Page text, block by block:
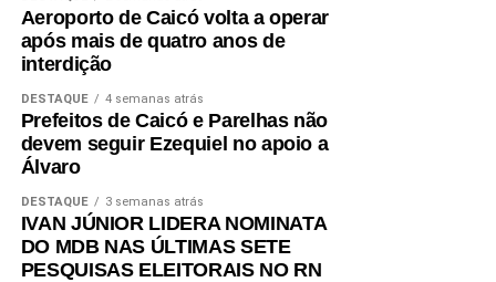
Especialistas que analisaram os dados também atribuem
esse resultado ao trabalho desenvolvido pela política
municipal de assistência social. Na avaliação deles, a
atuação da gestão da Secretaria Municipal de Trabalho,
Habitação e Assistência Social, comandada pela
secretária Suzete Pereira, tem contribuído para fortalecer
ações de inclusão social, qualificação e
acompanhamento das famílias, favorecendo a autonomia
financeira e reduzindo a dependência de programas de
transferência de renda.
Aeroporto de Caicó volta a operar
após mais de quatro anos de
interdição
DESTAQUE 4 semanas atrás
Prefeitos de Caicó e Parelhas não
devem seguir Ezequiel no apoio a
Álvaro
DESTAQUE 3 semanas atrás
IVAN JÚNIOR LIDERA NOMINATA
DO MDB NAS ÚLTIMAS SETE
PESQUISAS ELEITORAIS NO RN